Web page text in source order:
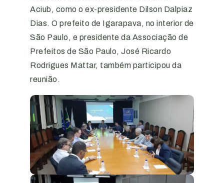
Aciub, como o ex-presidente Dilson Dalpiaz
Dias. O prefeito de Igarapava, no interior de
São Paulo, e presidente da Associação de
Prefeitos de São Paulo, José Ricardo
Rodrigues Mattar, também participou da
reunião.